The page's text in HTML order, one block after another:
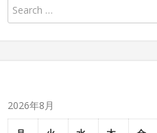
2026年8月